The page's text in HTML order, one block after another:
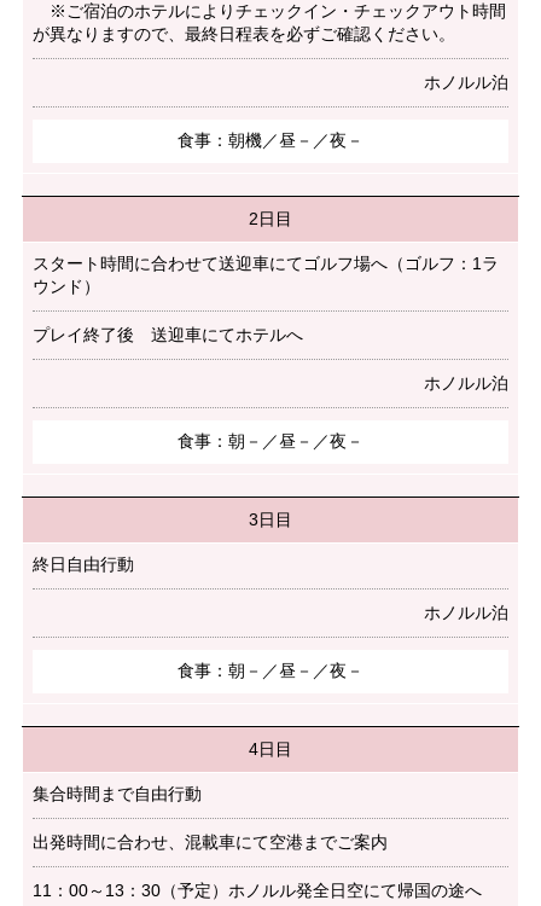
ご宿泊のホテルによりチェックイン・チェックアウト時間
が異なりますので、最終日程表を必ずご確認ください。
ホノルル泊
食事：朝機／昼－／夜－
2日目
スタート時間に合わせて送迎車にてゴルフ場へ（ゴルフ：1ラ
ウンド）
プレイ終了後 送迎車にてホテルへ
ホノルル泊
食事：朝－／昼－／夜－
3日目
終日自由行動
ホノルル泊
食事：朝－／昼－／夜－
4日目
集合時間まで自由行動
出発時間に合わせ、混載車にて空港までご案内
11：00～13：30（予定）ホノルル発全日空にて帰国の途へ